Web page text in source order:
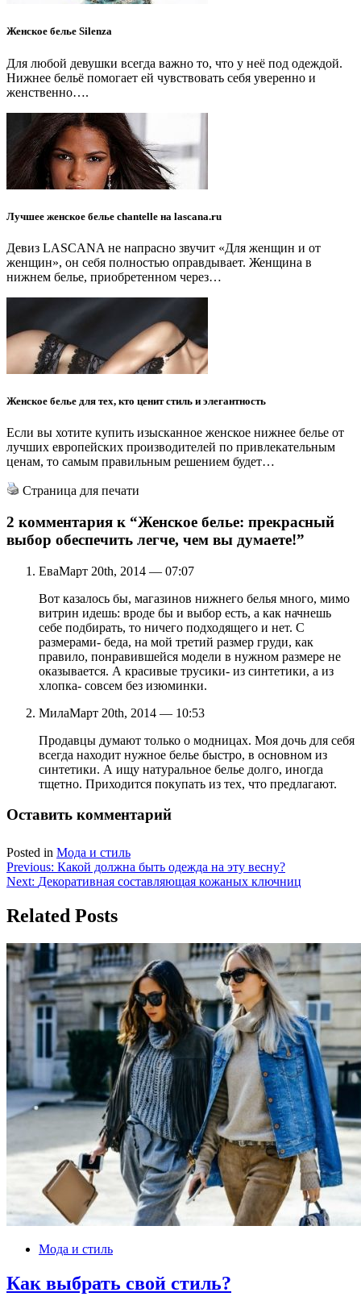
Женское белье Silenza
Для любой девушки всегда важно то, что у неё под одеждой.
Нижнее бельё помогает ей чувствовать себя уверенно и
женственно….
Лучшее женское белье chantelle на lascana.ru
Девиз LASCANA не напрасно звучит «Для женщин и от
женщин», он себя полностью оправдывает. Женщина в
нижнем белье, приобретенном через…
Женское белье для тех, кто ценит стиль и элегантность
Если вы хотите купить изысканное женское нижнее белье от
лучших европейских производителей по привлекательным
ценам, то самым правильным решением будет…
Страница для печати
2 комментария к “Женское белье: прекрасный
выбор обеспечить легче, чем вы думаете!”
ЕваМарт 20th, 2014 — 07:07
Вот казалось бы, магазинов нижнего белья много, мимо
витрин идешь: вроде бы и выбор есть, а как начнешь
себе подбирать, то ничего подходящего и нет. С
размерами- беда, на мой третий размер груди, как
правило, понравившейся модели в нужном размере не
оказывается. А красивые трусики- из синтетики, а из
хлопка- совсем без изюминки.
МилаМарт 20th, 2014 — 10:53
Продавцы думают только о модницах. Моя дочь для себя
всегда находит нужное белье быстро, в основном из
синтетики. А ищу натуральное белье долго, иногда
тщетно. Приходится покупать из тех, что предлагают.
Оставить комментарий
Posted in Мода и стиль
Навигация
по
записям
Previous: Какой должна быть одежда на эту весну?
Next: Декоративная составляющая кожаных ключниц
Related Posts
Мода и стиль
Как выбрать свой стиль?